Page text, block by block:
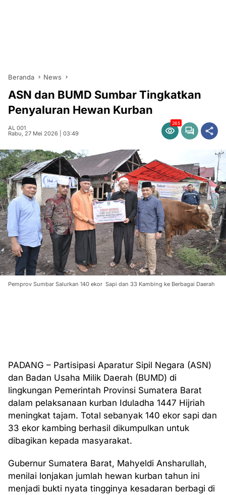
Beranda News
ASN dan BUMD Sumbar Tingkatkan
Penyaluran Hewan Kurban
AL 001
Rabu, 27 Mei 2026 | 03:49
265
Pemprov Sumbar Salurkan 140 ekor Sapi dan 33 Kambing ke Berbagai Daerah
PADANG – Partisipasi Aparatur Sipil Negara (ASN)
dan Badan Usaha Milik Daerah (BUMD) di
lingkungan Pemerintah Provinsi Sumatera Barat
dalam pelaksanaan kurban Iduladha 1447 Hijriah
meningkat tajam. Total sebanyak 140 ekor sapi dan
33 ekor kambing berhasil dikumpulkan untuk
dibagikan kepada masyarakat.
Gubernur Sumatera Barat, Mahyeldi Ansharullah,
menilai lonjakan jumlah hewan kurban tahun ini
menjadi bukti nyata tingginya kesadaran berbagi di